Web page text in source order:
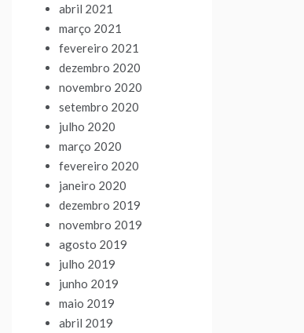
abril 2021
março 2021
fevereiro 2021
dezembro 2020
novembro 2020
setembro 2020
julho 2020
março 2020
fevereiro 2020
janeiro 2020
dezembro 2019
novembro 2019
agosto 2019
julho 2019
junho 2019
maio 2019
abril 2019